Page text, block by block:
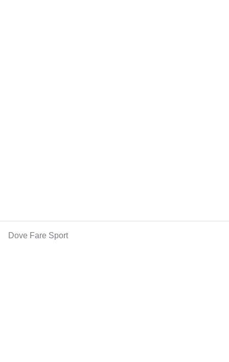
Dove Fare Sport